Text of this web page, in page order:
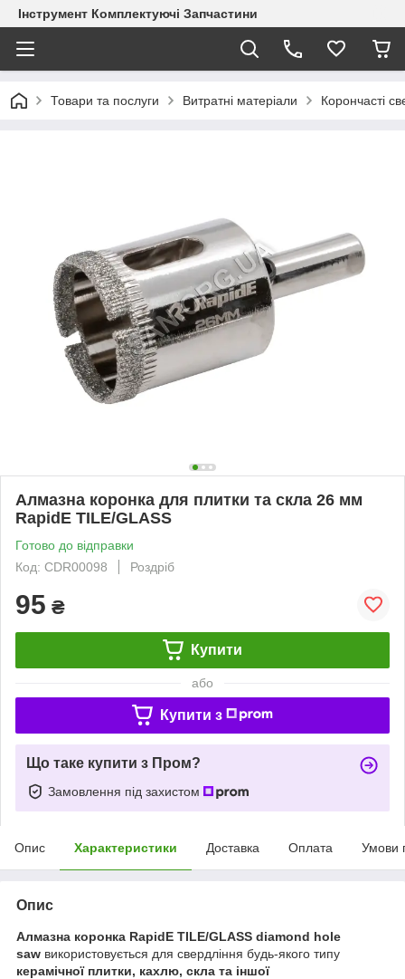
Інструмент Комплектуючі Запчастини
Товари та послуги Витратні матеріали Корончасті
Алмазна коронка для плитки та скла 26 мм
RapidE TILE/GLASS
Готово до відправки
Код: CDR00098
Роздріб
95 ₴
Купити
або
Купити з
Що таке купити з Пром?
Замовлення під захистом
Опис Характеристики Доставка Оплата Умови
Опис
Алмазна коронка RapidE TILE/GLASS diamond hole
saw використовується для свердління будь-якого типу
керамічної плитки, кахлю, скла та іншої